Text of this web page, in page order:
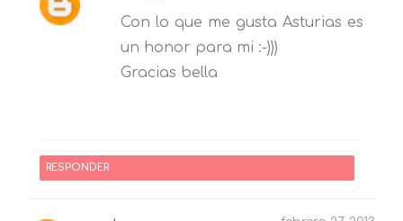
Con lo que me gusta Asturias es
un honor para mi :-)))
Gracias bella
RESPONDER